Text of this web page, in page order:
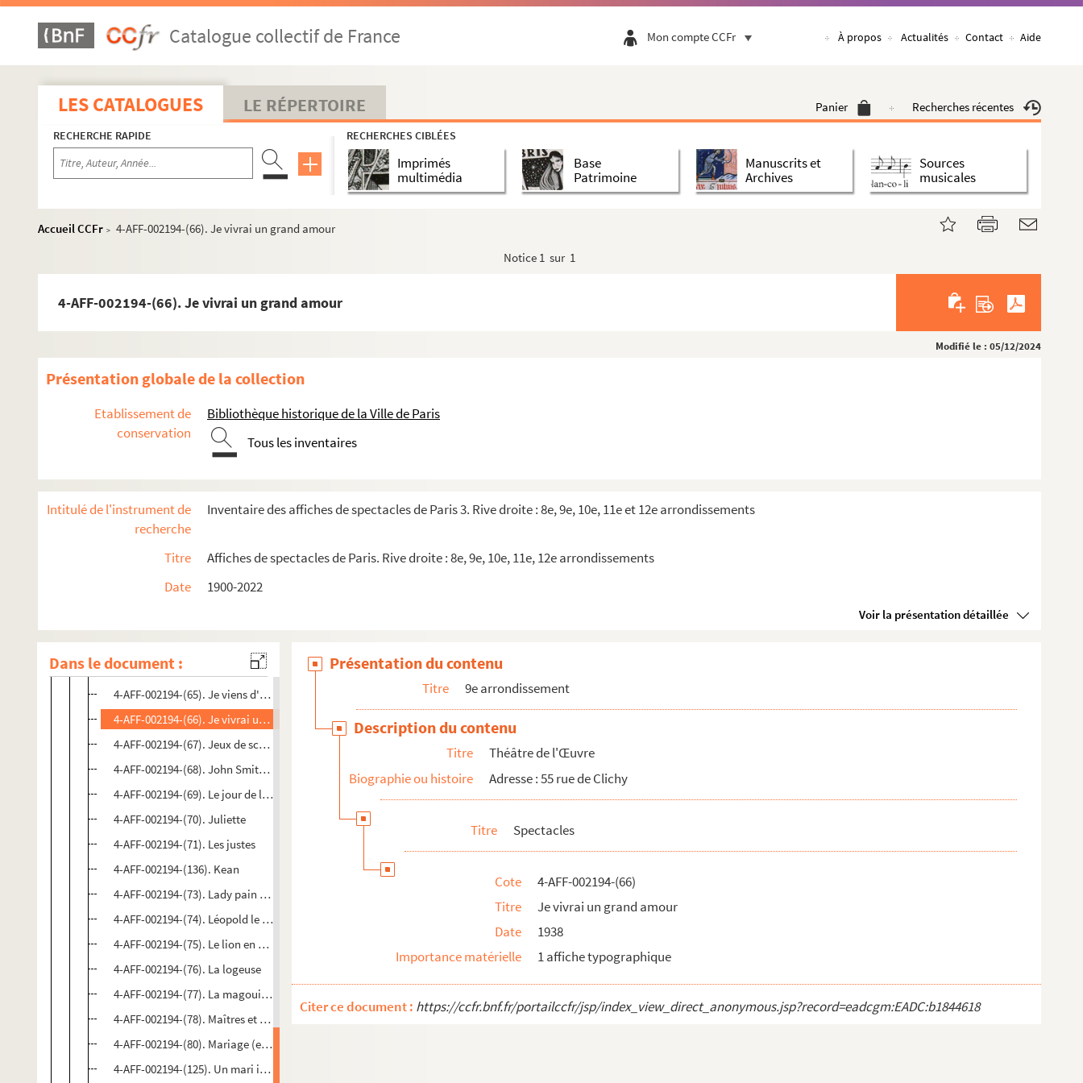
Catalogue collectif de France Mon compte CCFr À propos Actualités Contact Aide
LES CATALOGUES LE RÉPERTOIRE Panier Recherches récentes
RECHERCHE RAPIDE RECHERCHES CIBLÉES
Imprimés
multimédia
Base
Patrimoine
Manuscrits et
Archives
Sources
musicales
Accueil CCFr > 4-AFF-002194-(66). Je vivrai un grand amour
Notice 1 sur 1
4-AFF-002194-(66). Je vivrai un grand amour
Modifié le : 05/12/2024
Présentation globale de la collection
Etablissement de
conservation
Bibliothèque historique de la Ville de Paris
Tous les inventaires
Intitulé de l'instrument de
recherche
Inventaire des affiches de spectacles de Paris 3. Rive droite : 8e, 9e, 10e, 11e et 12e arrondissements
Titre
Affiches de spectacles de Paris. Rive droite : 8e, 9e, 10e, 11e, 12e arrondissements
Date
1900-2022
Voir la présentation détaillée
Dans le document :
4-AFF-002194-(40). Été et fumées
4-AFF-002194-(41). Eurydice
4-AFF-002194-(43). Exercices de style
4-AFF-002194-(42). Ex Napoléon
4-AFF-002194-(44). L'extravagant mister Wilde ou Le diable n'existe pas
4-AFF-002194-(45). Le fantôme et la baby-sitter
4-AFF-002194-(51). La grande Catherine
4-AFF-002194-(53). Henri IV
4-AFF-002194-(135). L'histoire du Docteur Faust
4-AFF-002194-(55). L'homme de nuit
4-AFF-002194-(57). Hypothèque
4-AFF-002194-(58). Il faut je ne veux pas
4-AFF-002194-(60). Les indifférents
4-AFF-002194-(61). Inquisition
4-AFF-002194-(62). Le jardinier d'Ispahan
4-AFF-002194-(64). Je ne suis pas Rappaport ; Le gardien
4-AFF-002194-(65). Je viens d'un pays de neige
4-AFF-002194-(66). Je vivrai un grand amour
4-AFF-002194-(67). Jeux de scène
4-AFF-002194-(68). John Smith 1er
4-AFF-002194-(69). Le jour de l'italienne
4-AFF-002194-(70). Juliette
4-AFF-002194-(71). Les justes
4-AFF-002194-(136). Kean
4-AFF-002194-(73). Lady pain d'épice
4-AFF-002194-(74). Léopold le bien-aimé
4-AFF-002194-(75). Le lion en hiver
4-AFF-002194-(76). La logeuse
4-AFF-002194-(77). La magouille ou La cuisine française
4-AFF-002194-(78). Maîtres et serviteurs
4-AFF-002194-(80). Mariage (en) blanc
4-AFF-002194-(125). Un mari idéal
Présentation du contenu
Titre 9e arrondissement
Description du contenu
Titre
Théâtre de l'Œuvre
Biographie ou histoire
Adresse : 55 rue de Clichy
Titre Spectacles
Cote
4-AFF-002194-(66)
Titre
Je vivrai un grand amour
Date
1938
Importance matérielle
1 affiche typographique
Citer ce document : https://ccfr.bnf.fr/portailccfr/jsp/index_view_direct_anonymous.jsp?record=eadcgm:EADC:b1844618